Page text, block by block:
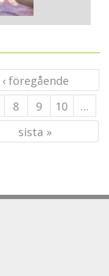
‹ föregående
8 9 10
…
sista »